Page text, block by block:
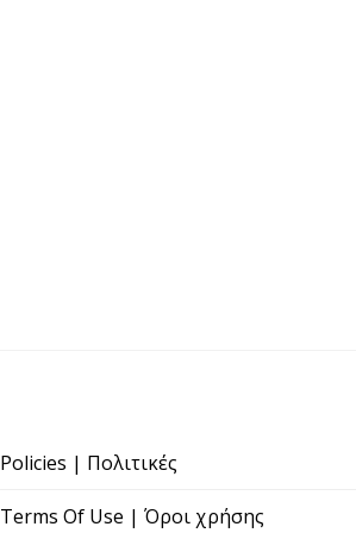
Policies | Πολιτικές
Terms Of Use | Όροι χρήσης